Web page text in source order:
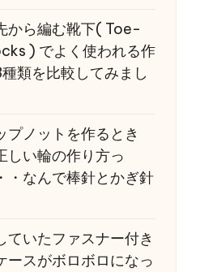
から編む靴下( Toe-
) でよく使われる作
種類を比較してみまし
プノットを作るとき
しい輪の作り方っ
・なんで棒針とかぎ針
ていたファスナー付き
ースがボロボロになっ